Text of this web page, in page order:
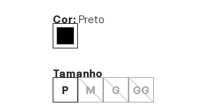
Cor:Preto
Tamanho
P
M G GG